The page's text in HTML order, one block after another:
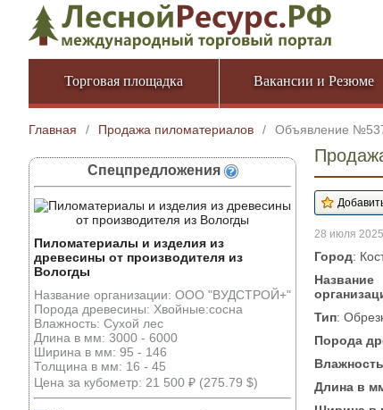
Торговая площадка Вакансии и Резюме
Главная / Продажа пиломатериалов / Объявление
Спецпредложения
Пиломатериалы и изделия из
древесины от производителя из
Вологды
Название организации: ООО "ВУДСТРОЙ+"
Порода древесины: Хвойные:сосна
Влажность: Сухой лес
Длина в мм: 3000 - 6000
Ширина в мм: 95 - 146
Толщина в мм: 16 - 45
Цена за кубометр: 21 500 ₽ (275.79 $)
28 июля 2025
Город:
Название
Тип:
Порода
Влажность
Длина в